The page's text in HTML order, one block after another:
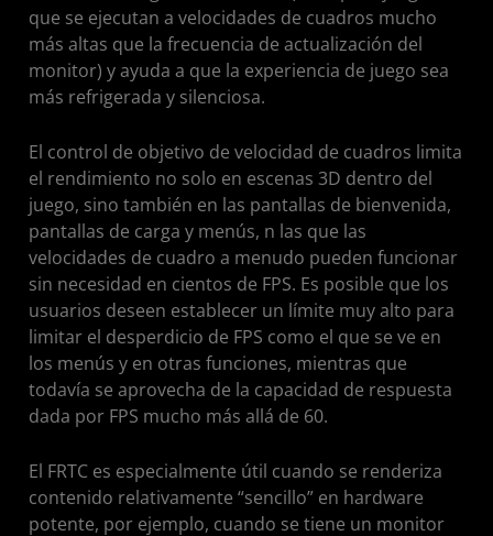
que se ejecutan a velocidades de cuadros mucho
más altas que la frecuencia de actualización del
monitor) y ayuda a que la experiencia de juego sea
más refrigerada y silenciosa.
El control de objetivo de velocidad de cuadros limita
el rendimiento no solo en escenas 3D dentro del
juego, sino también en las pantallas de bienvenida,
pantallas de carga y menús, n las que las
velocidades de cuadro a menudo pueden funcionar
sin necesidad en cientos de FPS. Es posible que los
usuarios deseen establecer un límite muy alto para
limitar el desperdicio de FPS como el que se ve en
los menús y en otras funciones, mientras que
todavía se aprovecha de la capacidad de respuesta
dada por FPS mucho más allá de 60.
El FRTC es especialmente útil cuando se renderiza
contenido relativamente “sencillo” en hardware
potente, por ejemplo, cuando se tiene un monitor